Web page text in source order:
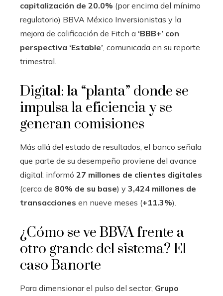
capitalización de 20.0% (por encima del mínimo
regulatorio) BBVA México Inversionistas y la
mejora de calificación de Fitch a ‘BBB+’ con
perspectiva ‘Estable’, comunicada en su reporte
trimestral.
Digital: la “planta” donde se
impulsa la eficiencia y se
generan comisiones
Más allá del estado de resultados, el banco señala
que parte de su desempeño proviene del avance
digital: informó 27 millones de clientes digitales
(cerca de 80% de su base) y 3,424 millones de
transacciones en nueve meses (+11.3%).
¿Cómo se ve BBVA frente a
otro grande del sistema? El
caso Banorte
Para dimensionar el pulso del sector, Grupo